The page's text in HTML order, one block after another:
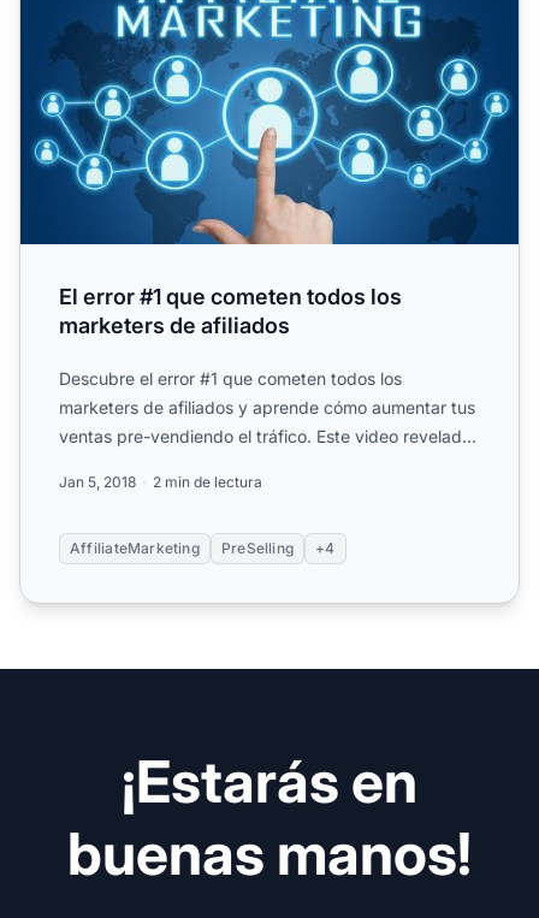
El error #1 que cometen todos los
marketers de afiliados
Descubre el error #1 que cometen todos los
marketers de afiliados y aprende cómo aumentar tus
ventas pre-vendiendo el tráfico. Este video revelador
Jan 5, 2018 2 min de lectura
AffiliateMarketing PreSelling +4
¡Estarás en
buenas manos!